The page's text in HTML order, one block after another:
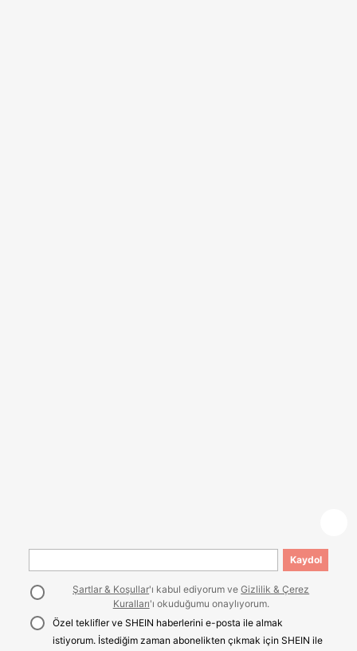
Kaydol
Şartlar & Koşullar'ı kabul ediyorum veGizlilik & Çerez
Kuralları'ı okuduğumu onaylıyorum.
Özel teklifler ve SHEIN haberlerini e-posta ile almak
istiyorum. İstediğim zaman abonelikten çıkmak için SHEIN ile